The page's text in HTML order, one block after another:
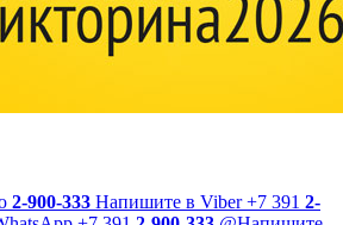
2-900-333 Напишите в Viber +7 391 2-